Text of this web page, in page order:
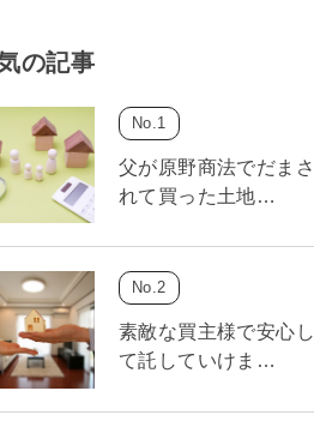
の記事
父が原野商法でだまさ
れて買った土地…
素敵な買主様で安心し
て託していけま…